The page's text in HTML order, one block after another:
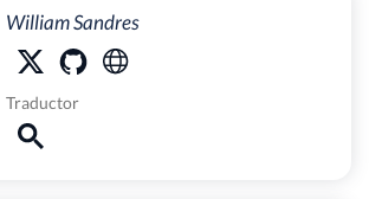
William Sandres
Traductor